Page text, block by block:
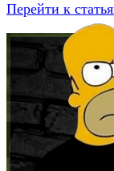
Перейти к